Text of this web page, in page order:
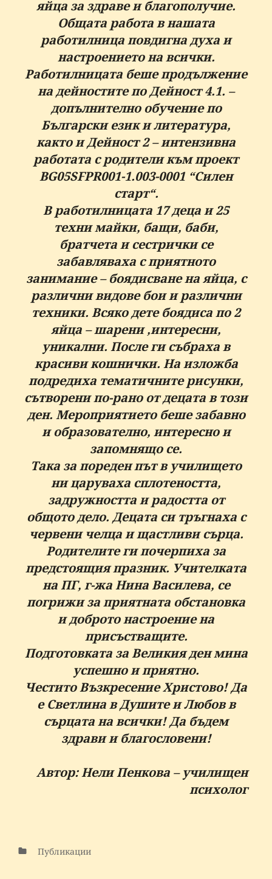
яйца за здраве и благополучие.
Общата работа в нашата
работилница повдигна духа и
настроението на всички.
Работилницата беше продължение
на дейностите по Дейност 4.1. –
допълнително обучение по
Български език и литература,
както и Дейност 2 – интензивна
работата с родители към проект
BG05SFPR001-1.003-0001 “Силен
старт“.
В работилницата 17 деца и 25
техни майки, бащи, баби,
братчета и сестрички се
забавляваха с приятното
занимание – боядисване на яйца, с
различни видове бои и различни
техники. Всяко дете боядиса по 2
яйца – шарени ,интересни,
уникални. После ги събраха в
красиви кошнички. На изложба
подредиха тематичните рисунки,
сътворени по-рано от децата в този
ден. Мероприятието беше забавно
и образователно, интересно и
запомнящо се.
Така за пореден път в училището
ни царуваха сплотеността,
задружността и радостта от
общото дело. Децата си тръгнаха с
червени челца и щастливи сърца.
Родителите ги почерпиха за
предстоящия празник. Учителката
на ПГ, г-жа Нина Василева, се
погрижи за приятната обстановка
и доброто настроение на
присъстващите.
Подготовката за Великия ден мина
успешно и приятно.
Честито Възкресение Христово! Да
е Светлина в Душите и Любов в
сърцата на всички! Да бъдем
здрави и благословени!
Автор: Нели Пенкова – училищен
психолог
Публикации